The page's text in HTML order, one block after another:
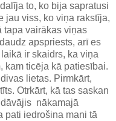
to, ko bija sapratusi
jau viss, ko viņa rakstīja,
tapa vairākas viņas
apspriests, arī es
ir skaidrs, ka viņa
kam ticēja kā patiesībai.
lietas. Pirmkārt,
Otrkārt, kā tas saskan
nākamajā
pati iedrošina mani tā